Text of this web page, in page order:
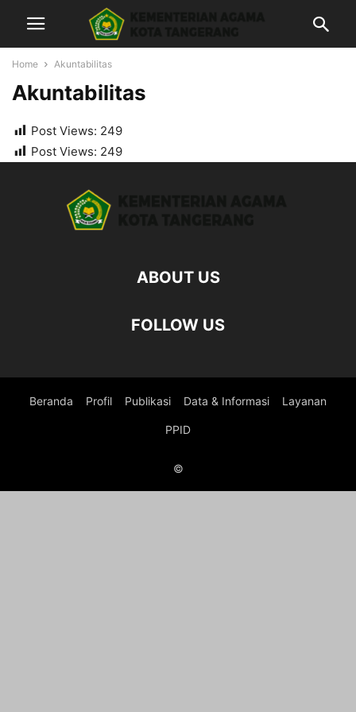
Home Akuntabilitas
Akuntabilitas
Post Views: 249
Post Views: 249
ABOUT US
FOLLOW US
Beranda Profil Publikasi Data & Informasi Layanan
PPID
©